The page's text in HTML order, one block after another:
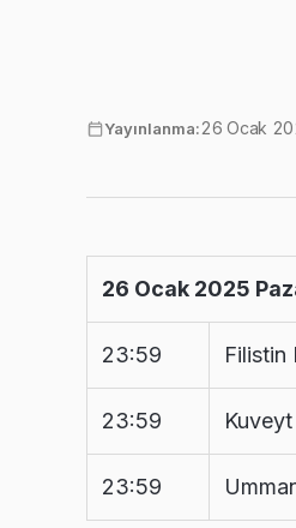
Yayınlanma:26 Ocak
26 Ocak 2025
23:59 Filistin
23:59
23:59